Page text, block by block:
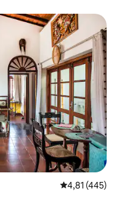
5 üzerinden
4,81 (445)